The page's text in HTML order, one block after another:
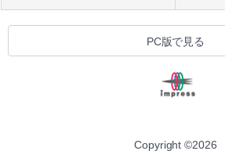
PC版で見る
Copyright ©2026